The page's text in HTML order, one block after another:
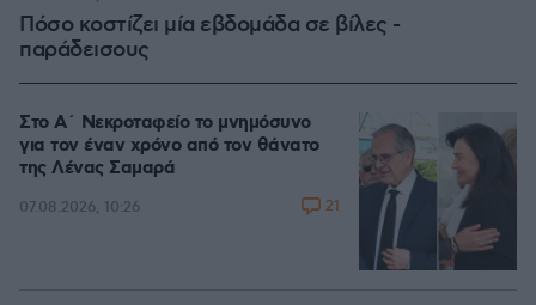
Πόσο κοστίζει μία εβδομάδα σε βίλες -
παράδεισους
Στο Α΄ Νεκροταφείο το μνημόσυνο
για τον έναν χρόνο από τον θάνατο
της Λένας Σαμαρά
07.08.2026, 10:26 21